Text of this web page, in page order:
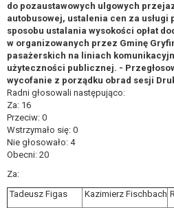
do pozaustawowych ulgowych
autobusowej, ustalenia cen za
sposobu ustalania wysokości opłat
w organizowanych przez Gminę
pasażerskich na liniach
użyteczności publicznej. -
wycofanie z porządku obrad sesji
Radni głosowali następująco:
Za: 16
Przeciw: 0
Wstrzymało się: 0
Nie głosowało: 4
Obecni: 20
Za:
Tadeusz Figas
Kazimierz Fischbach